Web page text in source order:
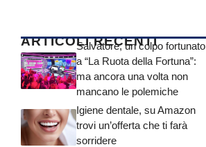
ARTICOLI RECENTI
Salvatore, un colpo fortunato
a “La Ruota della Fortuna”:
ma ancora una volta non
mancano le polemiche
Igiene dentale, su Amazon
trovi un’offerta che ti farà
sorridere